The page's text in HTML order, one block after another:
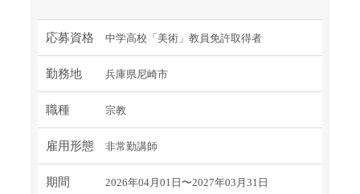
応募資格 中学高校「美術」教員免許取得者
勤務地 兵庫県尼崎市
職種 宗教
雇用形態 非常勤講師
期間 2026年04月01日〜2027年03月31日